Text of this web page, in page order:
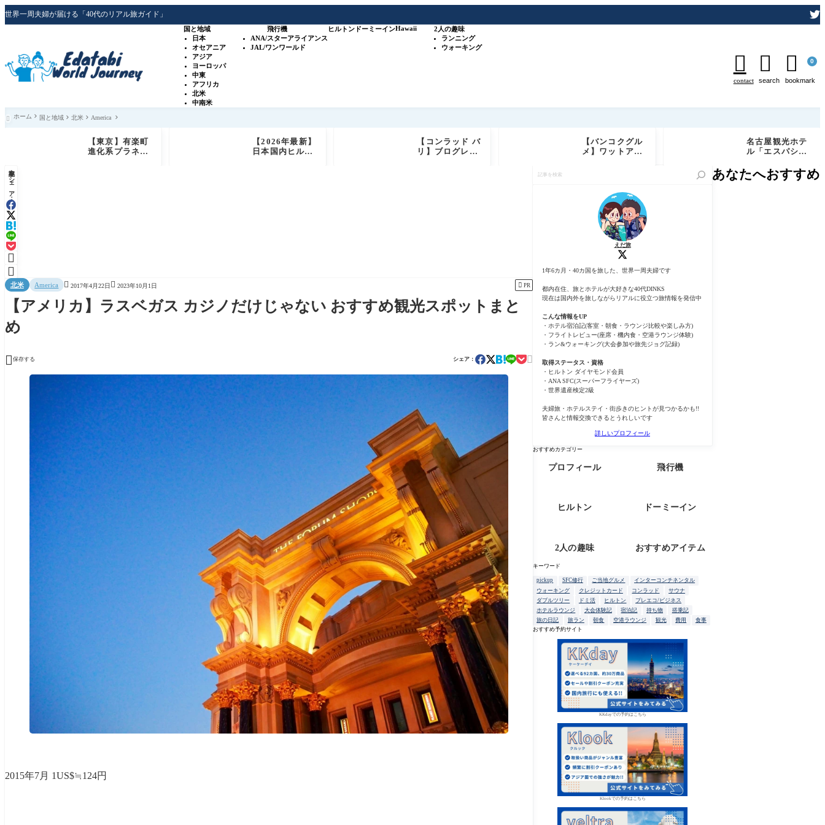
世界一周夫婦が届ける「40代のリアル旅ガイド」
国と地域
日本
オセアニア
アジア
ヨーロッパ
中東
アフリカ
北米
中南米
飛行機
ANA/スターアライアンス
JAL/ワンワールド
ヒルトン ドーミーインHawaii
2人の趣味
ランニング
ウォーキング

contact

search
 0
bookmark
 ホーム 国と地域 北米 America
【東京】有楽町
進化系プラネタ
【2026年最新】
日本国内ヒルト
【コンラッド バ
リ】ブログレビ
【バンコクグル
メ】ワットアル
n」実食レビュ
ー｜予約必須の
特等席でしあわ
せディナー
名古屋観光ホテ
ル「エスパシオ
ュー｜朝食含む
1日4回のフード
記事をシェア：


北米 America  2017年4月22日  2023年10月1日  PR
【アメリカ】ラスベガス カジノだけじゃない おすすめ観光スポットまと
め
 保存する シェア： 
2015年7月 1US$≒124円
えだ旅
1年6カ月・40カ国を旅した、世界一周夫婦です
都内在住、旅とホテルが大好きな40代DINKS
現在は国内外を旅しながらリアルに役立つ旅情報を発信中
こんな情報をUP
・ホテル宿泊記(客室・朝食・ラウンジ比較や楽しみ方)
・フライトレビュー(座席・機内食・空港ラウンジ体験)
・ラン&ウォーキング(大会参加や旅先ジョグ記録)
取得ステータス・資格
・ヒルトン ダイヤモンド会員
・ANA SFC(スーパーフライヤーズ)
・世界遺産検定2級
夫婦旅・ホテルステイ・街歩きのヒントが見つかるかも!!
皆さんと情報交換できるとうれしいです
詳しいプロフィール
おすすめカテゴリー
プロフィール 飛行機
ヒルトン ドーミーイン
2人の趣味 おすすめアイテム
キーワード
pickup SFC修行 ご当地グルメ
インターコンチネンタル
ウォーキング
クレジットカード コンラッド
サウナ
ダブルツリー
ドミ活 ヒルトン
プレエコ/ビジネス
ホテルラウンジ
大会体験記 宿泊記 持ち物
搭乗記
旅の日記
旅ラン 朝食 空港ラウンジ 観光 費用
食事
おすすめ予約サイト
KKdayでの予約はこちら
Klookでの予約はこちら
あなたへおすすめ